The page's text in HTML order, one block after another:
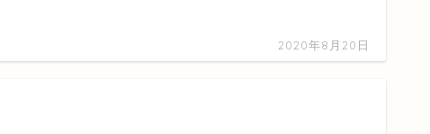
2020年8月20日